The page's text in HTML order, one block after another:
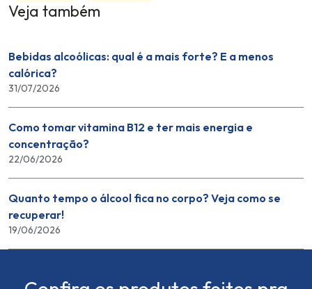
Veja também
Bebidas alcoólicas: qual é a mais forte? E a menos
calórica?
31/07/2026
Como tomar vitamina B12 e ter mais energia e
concentração?
22/06/2026
Quanto tempo o álcool fica no corpo? Veja como se
recuperar!
19/06/2026